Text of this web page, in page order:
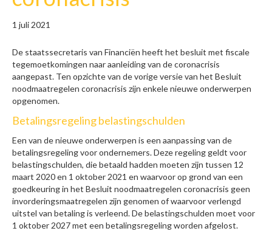
1 juli 2021
De staatssecretaris van Financiën heeft het besluit met fiscale
tegemoetkomingen naar aanleiding van de coronacrisis
aangepast. Ten opzichte van de vorige versie van het Besluit
noodmaatregelen coronacrisis zijn enkele nieuwe onderwerpen
opgenomen.
Betalingsregeling belastingschulden
Een van de nieuwe onderwerpen is een aanpassing van de
betalingsregeling voor ondernemers. Deze regeling geldt voor
belastingschulden, die betaald hadden moeten zijn tussen 12
maart 2020 en 1 oktober 2021 en waarvoor op grond van een
goedkeuring in het Besluit noodmaatregelen coronacrisis geen
invorderingsmaatregelen zijn genomen of waarvoor verlengd
uitstel van betaling is verleend. De belastingschulden moet voor
1 oktober 2027 met een betalingsregeling worden afgelost.